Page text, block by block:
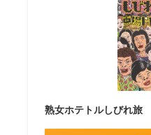
熟女ホテトルしびれ旅